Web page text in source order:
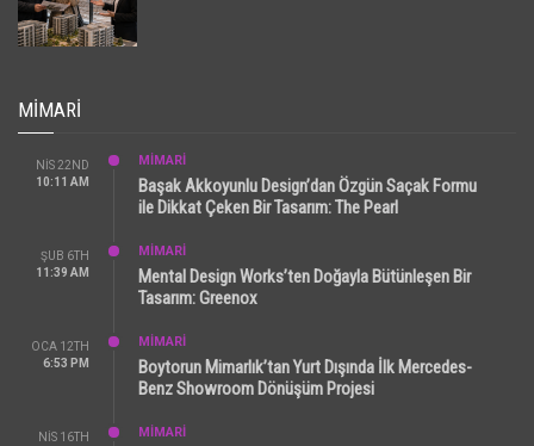
MIMARI
NIS 22ND
10:11 AM
MİMARİ
Başak Akkoyunlu Design’dan Özgün Saçak Formu
ile Dikkat Çeken Bir Tasarım: The Pearl
ŞUB 6TH
11:39 AM
MİMARİ
Mental Design Works’ten Doğayla Bütünleşen Bir
Tasarım: Greenox
OCA 12TH
6:53 PM
MİMARİ
Boytorun Mimarlık’tan Yurt Dışında İlk Mercedes-
Benz Showroom Dönüşüm Projesi
NIS 16TH
MİMARİ